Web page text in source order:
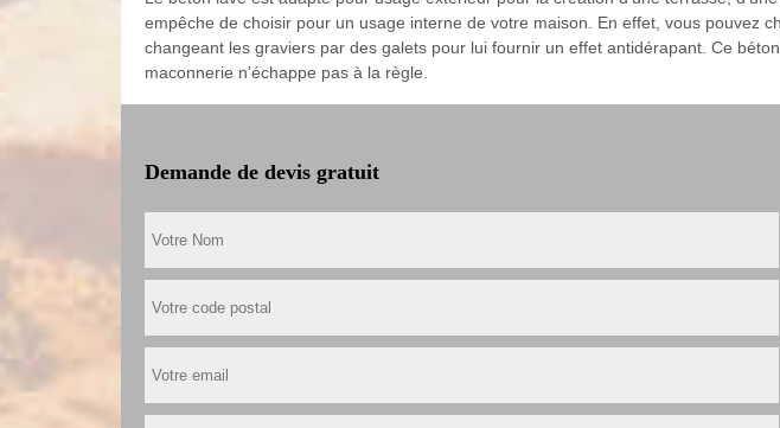
empêche de choisir pour un usage interne de votre maison. En effet, vous pouvez
changeant les graviers par des galets pour lui fournir un effet antidérapant. Ce
maconnerie n'échappe pas à la règle.
Demande de devis gratuit